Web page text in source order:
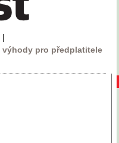
|
výhody pro předplatitele